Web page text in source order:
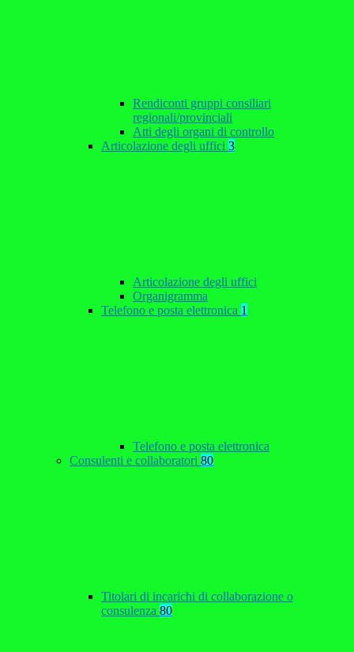
Rendiconti gruppi consiliari
regionali/provinciali
Atti degli organi di controllo
Articolazione degli uffici 3
Articolazione degli uffici
Organigramma
Telefono e posta elettronica 1
Telefono e posta elettronica
Consulenti e collaboratori 80
Titolari di incarichi di collaborazione o
consulenza 80